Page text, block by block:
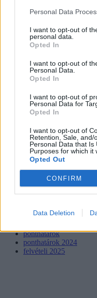
Personal Data
I want to opt-out of
personal data.
Opted In
I want to opt-out of
Personal Data.
Opted In
I want to opt-out of
Personal Data for
Opted In
I want to opt-out of
Retention, Sale, and/
Personal Data that Is
Purposes for which it
Opted Out
CONFIRM
Data Deletion
pszichológiai képzések
ponthatárok
ponthatárok 2024
felvételi 2025